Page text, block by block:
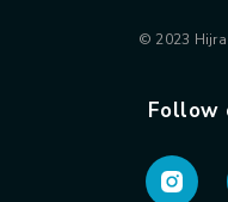
© 2023
Follow